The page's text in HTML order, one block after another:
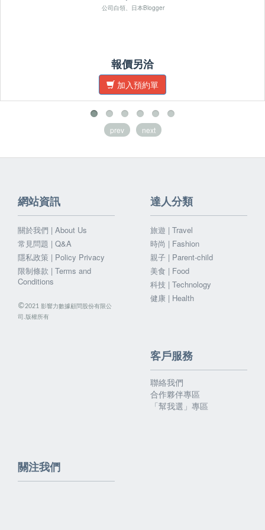
公司白領、日本Blogger
報價另洽
加入預約單
prev next
網站資訊
關於我們 | About Us
常見問題 | Q&A
隱私政策 | Policy Privacy
限制條款 | Terms and
Conditions
©2021 影響力數據顧問股份有限公
司.版權所有
達人分類
旅遊 | Travel
時尚 | Fashion
親子 | Parent-child
美食 | Food
科技 | Technology
健康 | Health
客戶服務
聯絡我們
合作夥伴專區
「幫我選」專區
關注我們